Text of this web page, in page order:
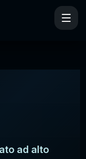
ad alto